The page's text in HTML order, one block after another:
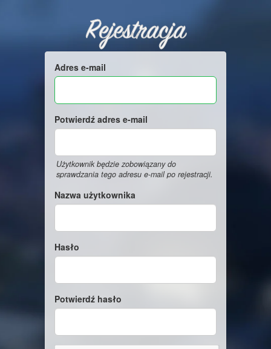
Rejestracja
Adres e-mail
Potwierdź adres e-mail
Użytkownik będzie zobowiązany do
sprawdzania tego adresu e-mail po rejestracji.
Nazwa użytkownika
Hasło
Potwierdź hasło